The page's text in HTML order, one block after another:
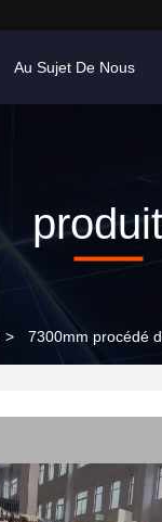
Au Sujet De Nous
> 7300mm procédé